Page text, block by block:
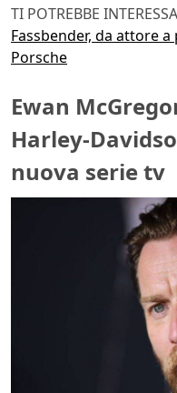
TI POTREBBE
Fassbender, da attore
Porsche
Ewan
Harley-
nuova serie tv